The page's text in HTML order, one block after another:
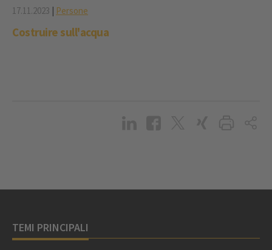
17.11.2023 Persone
Costruire sull'acqua
TEMI PRINCIPALI